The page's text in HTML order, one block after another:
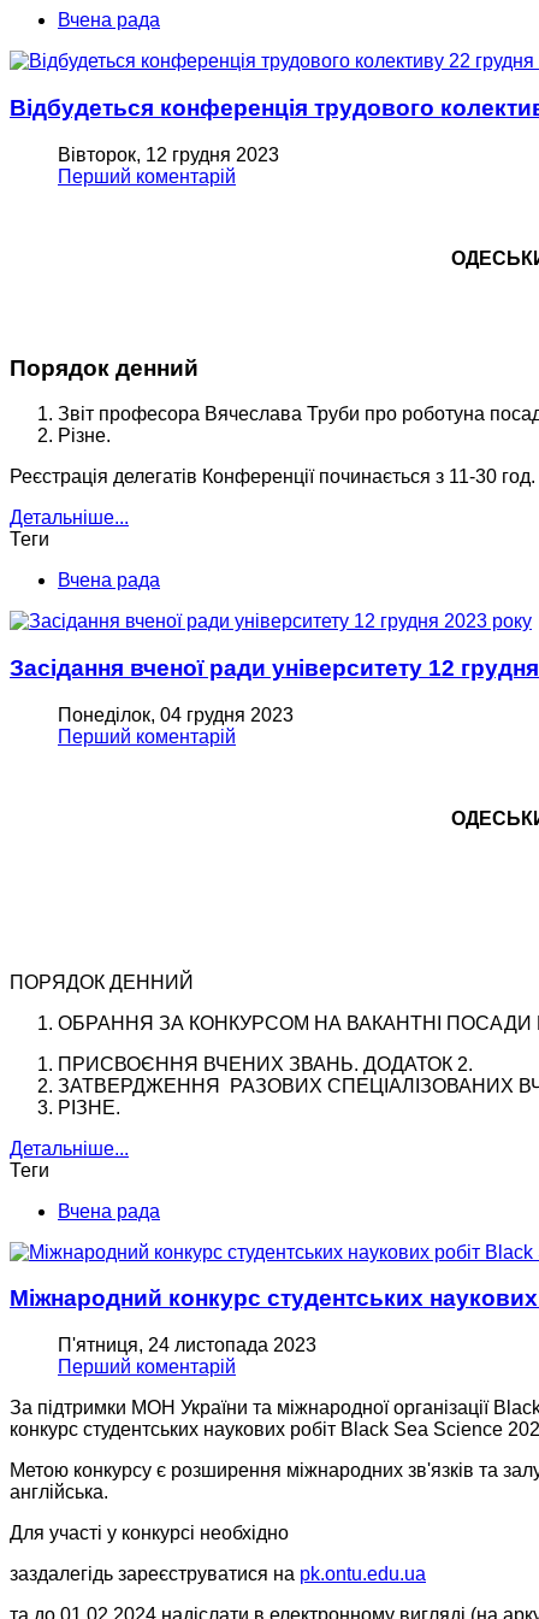
Вчена рада
Відбудеться конференція трудового
Вівторок, 12 грудня 2023
Перший коментарій
Порядок денний
Звіт професора Вячеслава Труби про роботуна
Різне.
Реєстрація делегатів Конференції починається з 11-30 год.
Детальніше...
Теги
Вчена рада
Засідання вченої ради університету 12
Понеділок, 04 грудня 2023
Перший коментарій
ПОРЯДОК ДЕННИЙ
ОБРАННЯ ЗА КОНКУРСОМ НА ВАКАНТНІ ПОСАДИ
ПРИСВОЄННЯ ВЧЕНИХ ЗВАНЬ. ДОДАТОК 2.
ЗАТВЕРДЖЕННЯ РАЗОВИХ СПЕЦІАЛІЗОВАНИХ
РІЗНЕ.
Детальніше...
Теги
Вчена рада
Міжнародний конкурс студентських
П'ятниця, 24 листопада 2023
Перший коментарій
За підтримки МОН України та міжнародної організації
конкурс студентських наукових робіт Black Sea Science
Метою конкурсу є розширення міжнародних зв'язків та
англійська.
Для участі у конкурсі необхідно
заздалегідь зареєструватися на pk.ontu.edu.ua